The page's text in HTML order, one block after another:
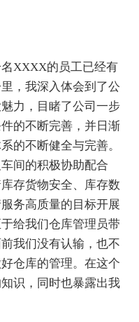
XXXX的员工已经有
，我深入体会到了公
力，目睹了公司一步
的不断完善，并日渐
的不断健全与完善。
间的积极协助配合
存货物安全、库存数
务高质量的目标开展
给我们仓库管理员带
我们没有认输，也不
仓库的管理。在这个
识，同时也暴露出我